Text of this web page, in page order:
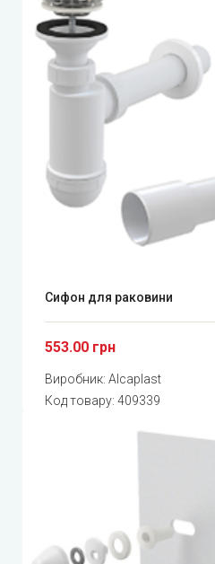
Сифон для раковини
553.00 грн
Виробник: Alcaplast
Код товару: 409339